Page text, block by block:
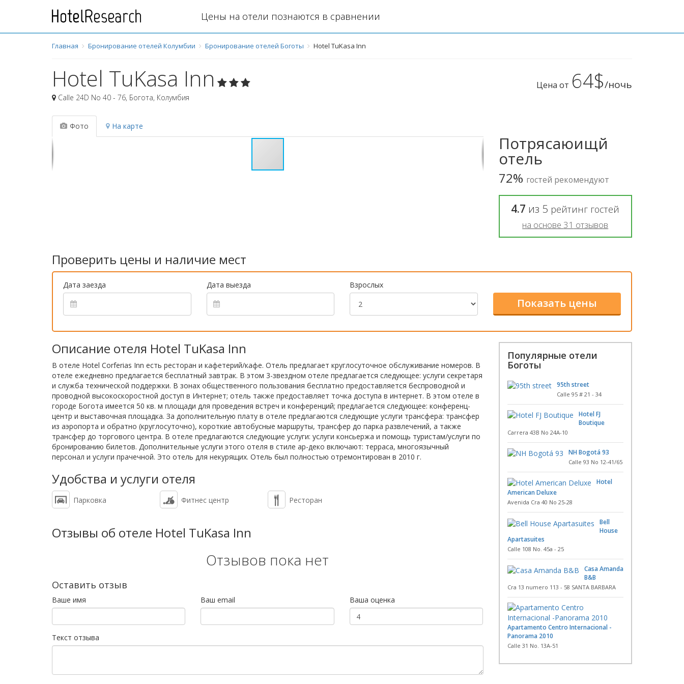
Цены на отели познаются в сравнении
Главная Бронирование отелей Колумбии Бронирование отелей Боготы Hotel TuKasa Inn
Hotel TuKasa Inn
Calle 24D No 40 - 76, Богота, Колумбия
Цена от 64$/ночь
Фото На карте
Потрясаюищй
отель
72% гостей рекомендуют
4.7 из 5 рейтинг гостей
на основе31 отзывов
Проверить цены и наличие мест
Дата заезда Дата выезда Взрослых
Описание отеля Hotel TuKasa Inn
В отеле Hotel Corferias Inn есть ресторан и кафетерий/кафе. Отель предлагает круглосуточное обслуживание номеров. В
отеле ежедневно предлагается бесплатный завтрак. В этом 3-звездном отеле предлагается следующее: услуги секретаря
и служба технической поддержки. В зонах общественного пользования бесплатно предоставляется беспроводной и
проводной высокоскоростной доступ в Интернет; отель также предоставляет точка доступа в интернет. В этом отеле в
городе Богота имеется 50 кв. м площади для проведения встреч и конференций; предлагается следующее: конференц-
центр и выставочная площадка. За дополнительную плату в отеле предлагаются следующие услуги трансфера: трансфер
из аэропорта и обратно (круглосуточно), короткие автобусные маршруты, трансфер до парка развлечений, а также
трансфер до торгового центра. В отеле предлагаются следующие услуги: услуги консьержа и помощь туристам/услуги по
бронированию билетов. Дополнительные услуги этого отеля в стиле ар-деко включают: терраса, многоязычный
персонал и услуги прачечной. Это отель для некурящих. Отель был полностью отремонтирован в 2010 г.
Удобства и услуги отеля
Парковка Фитнес центр Ресторан
Отзывы об отеле Hotel TuKasa Inn
Отзывов пока нет
Оставить отзыв
Ваше имя Ваш email Ваша оценка
Текст отзыва
Популярные отели
Боготы
95th street
Calle 95 # 21 - 34
Hotel FJ
Boutique
Carrera 43B No 24A-10
NH Bogotá 93
Calle 93 No 12-41/65
Hotel
American Deluxe
Avenida Cra 40 No 25-28
Bell
House
Apartasuites
Calle 108 No. 45a - 25
Casa Amanda
B&B
Cra 13 numero 113 - 58 SANTA BARBARA
Apartamento Centro Internacional -
Panorama 2010
Calle 31 No. 13A-51